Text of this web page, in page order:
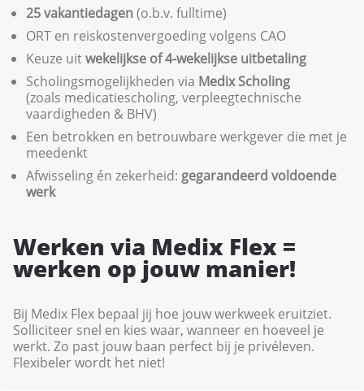
25 vakantiedagen(o.b.v. fulltime)
ORT en reiskostenvergoeding volgens CAO
Keuze uitwekelijkse of 4-wekelijkse uitbetaling
Scholingsmogelijkheden via Medix Scholing
(zoals medicatiescholing, verpleegtechnische
vaardigheden & BHV)
Een betrokken en betrouwbare werkgever die met je
meedenkt
Afwisseling én zekerheid: gegarandeerd voldoende
werk
Werken via Medix Flex =
werken op jouw manier!
Bij Medix Flex bepaal jij hoe jouw werkweek eruitziet.
Solliciteer snel en kies waar, wanneer en hoeveel je
werkt. Zo past jouw baan perfect bij je privéleven.
Flexibeler wordt het niet!